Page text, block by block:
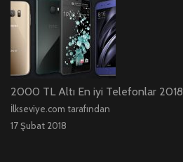
2000 TL Altı En iyi Telefonlar 2018
İlkseviye.com tarafından
17 Şubat 2018